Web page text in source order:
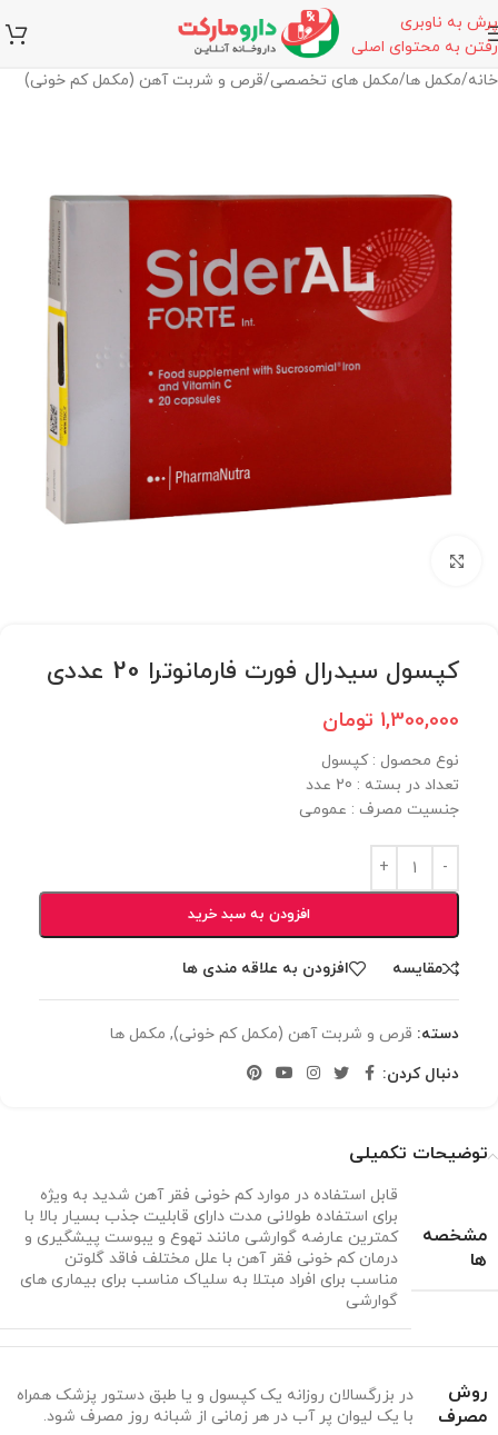
پرش به ناوبری
رفتن به محتوای اصلی
خانه/مکمل ها/مکمل های تخصصی/قرص و شربت آهن (مکمل کم خونی)
کپسول سیدرال فورت فارمانوترا 20 عددی
1,300,000 تومان
نوع محصول :‌ کپسول
تعداد در بسته :‌ 20 عدد
جنسیت مصرف :‌ عمومی
افزودن به سبد خرید
مقایسه افزودن به علاقه مندی ها
دسته: قرص و شربت آهن (مکمل کم خونی), مکمل ها
دنبال کردن:
توضیحات تکمیلی
مشخصه
ها
قابل استفاده در موارد کم خونی فقر آهن شدید به ویژه
برای استفاده طولانی مدت دارای قابلیت جذب بسیار بالا با
کمترین عارضه گوارشی مانند تهوع و یبوست پیشگیری و
درمان کم خونی فقر آهن با علل مختلف فاقد گلوتن
مناسب برای افراد مبتلا به سلیاک مناسب برای بیماری های
گوارشی
روش
مصرف
در بزرگسالان روزانه یک کپسول و یا طبق دستور پزشک همراه
با یک لیوان پر آب در هر زمانی از شبانه روز مصرف شود.